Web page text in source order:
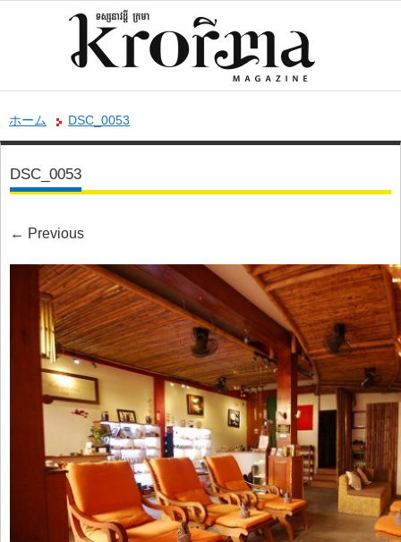
ホーム DSC_0053
DSC_0053
← Previous